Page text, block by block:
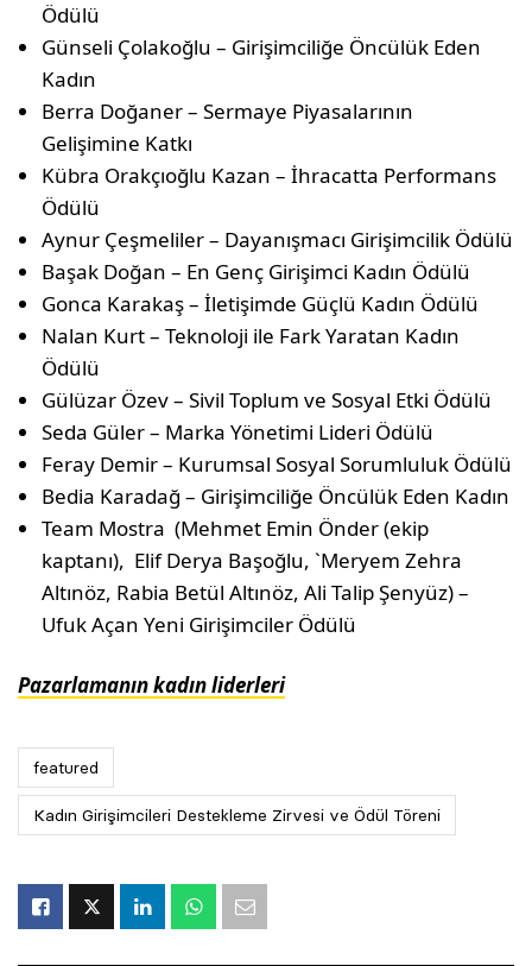
Ödülü
Günseli Çolakoğlu – Girişimciliğe Öncülük Eden
Kadın
Berra Doğaner – Sermaye Piyasalarının
Gelişimine Katkı
Kübra Orakçıoğlu Kazan – İhracatta Performans
Ödülü
Aynur Çeşmeliler – Dayanışmacı Girişimcilik Ödülü
Başak Doğan – En Genç Girişimci Kadın Ödülü
Gonca Karakaş – İletişimde Güçlü Kadın Ödülü
Nalan Kurt – Teknoloji ile Fark Yaratan Kadın
Ödülü
Gülüzar Özev – Sivil Toplum ve Sosyal Etki Ödülü
Seda Güler – Marka Yönetimi Lideri Ödülü
Feray Demir – Kurumsal Sosyal Sorumluluk Ödülü
Bedia Karadağ – Girişimciliğe Öncülük Eden Kadın
Team Mostra (Mehmet Emin Önder (ekip
kaptanı), Elif Derya Başoğlu, `Meryem Zehra
Altınöz, Rabia Betül Altınöz, Ali Talip Şenyüz) –
Ufuk Açan Yeni Girişimciler Ödülü
Pazarlamanın kadın liderleri
featured
Kadın Girişimcileri Destekleme Zirvesi ve Ödül Töreni